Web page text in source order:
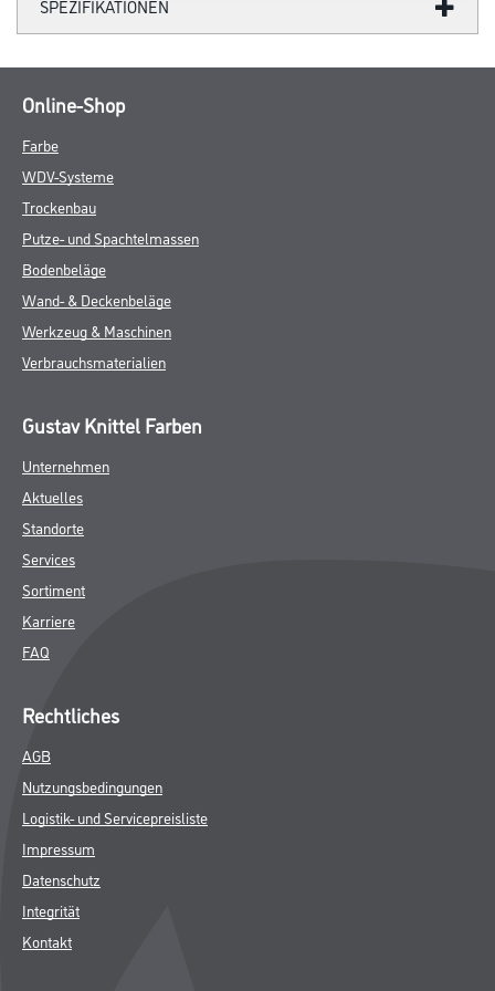
SPEZIFIKATIONEN
Online-Shop
Farbe
WDV-Systeme
Trockenbau
Putze- und Spachtelmassen
Bodenbeläge
Wand- & Deckenbeläge
Werkzeug & Maschinen
Verbrauchsmaterialien
Gustav Knittel Farben
Unternehmen
Aktuelles
Standorte
Services
Sortiment
Karriere
FAQ
Rechtliches
AGB
Nutzungsbedingungen
Logistik- und Servicepreisliste
Impressum
Datenschutz
Integrität
Kontakt